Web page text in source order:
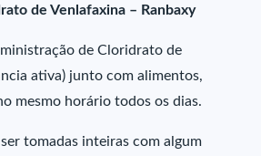
de Venlafaxina – Ranbaxy
de Cloridrato de
ativa) junto com alimentos,
mesmo horário todos os dias.
tomadas inteiras com algum